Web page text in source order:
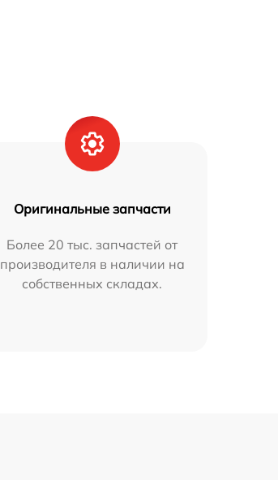
Оригинальные запчасти
Более 20 тыс. запчастей от
производителя в наличии на
собственных складах.